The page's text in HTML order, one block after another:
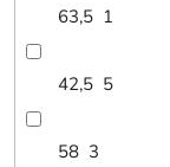
63,5 1
42,5 5
58 3